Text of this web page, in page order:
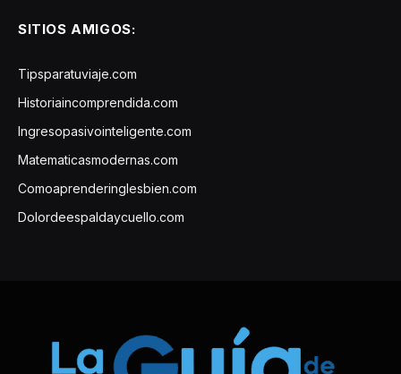
SITIOS AMIGOS:
Tipsparatuviaje.com
Historiaincomprendida.com
Ingresopasivointeligente.com
Matematicasmodernas.com
Comoaprenderinglesbien.com
Dolordeespaldaycuello.com